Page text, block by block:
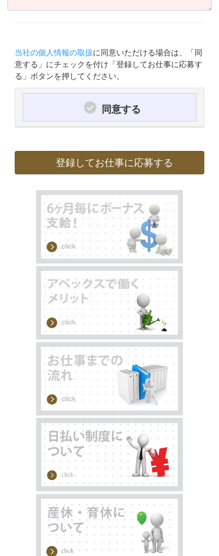
当社の個人情報の取扱に同意いただける場合は、「同
意する」にチェックを付け「登録してお仕事に応募す
る」ボタンを押してください。
同意する